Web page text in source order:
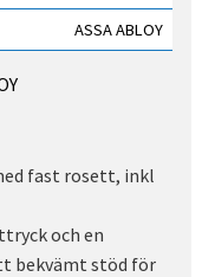
ASSA ABLOY
fast rosett, inkl
och en
bekvämt stöd för